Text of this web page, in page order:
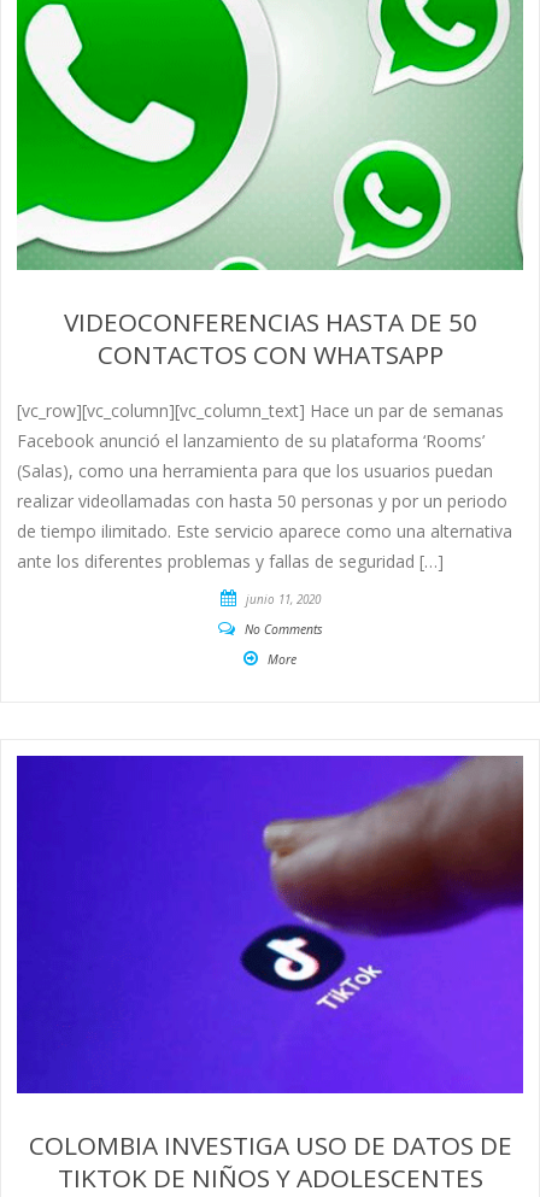
VIDEOCONFERENCIAS HASTA DE 50
CONTACTOS CON WHATSAPP
[vc_row][vc_column][vc_column_text] Hace un par de semanas
Facebook anunció el lanzamiento de su plataforma ‘Rooms’
(Salas), como una herramienta para que los usuarios puedan
realizar videollamadas con hasta 50 personas y por un periodo
de tiempo ilimitado. Este servicio aparece como una alternativa
ante los diferentes problemas y fallas de seguridad […]
junio 11, 2020
No Comments
More
COLOMBIA INVESTIGA USO DE DATOS DE
TIKTOK DE NIÑOS Y ADOLESCENTES